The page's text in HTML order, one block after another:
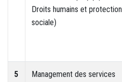
Droits humains et protection
sociale)
5
Management des services